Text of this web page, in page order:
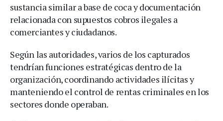
sustancia similar a base de coca y documentación
relacionada con supuestos cobros ilegales a
comerciantes y ciudadanos.
Según las autoridades, varios de los capturados
tendrían funciones estratégicas dentro de la
organización, coordinando actividades ilícitas y
manteniendo el control de rentas criminales en los
sectores donde operaban.